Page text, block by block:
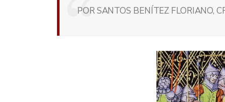
POR SANTOS BENÍTEZ FLORIANO,